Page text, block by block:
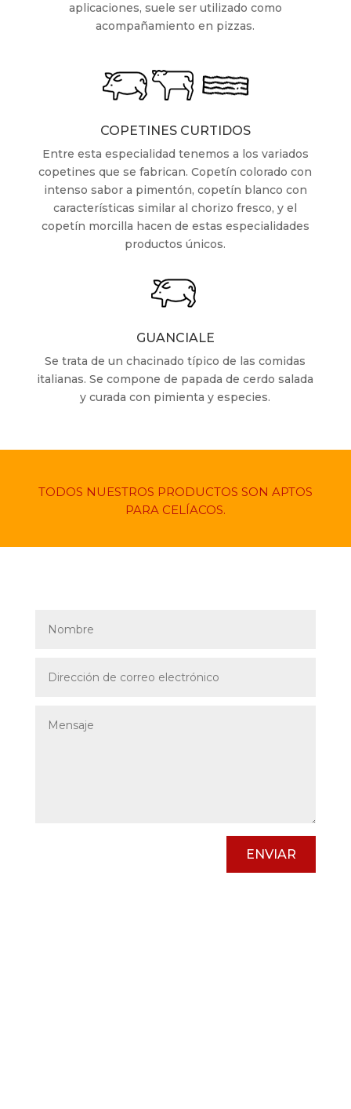
aplicaciones, suele ser utilizado como
acompañamiento en pizzas.
COPETINES CURTIDOS
Entre esta especialidad tenemos a los variados
copetines que se fabrican. Copetín colorado con
intenso sabor a pimentón, copetín blanco con
características similar al chorizo fresco, y el
copetín morcilla hacen de estas especialidades
productos únicos.
GUANCIALE
Se trata de un chacinado típico de las comidas
italianas. Se compone de papada de cerdo salada
y curada con pimienta y especies.
TODOS NUESTROS PRODUCTOS SON APTOS
PARA CELÍACOS.
ENVIAR